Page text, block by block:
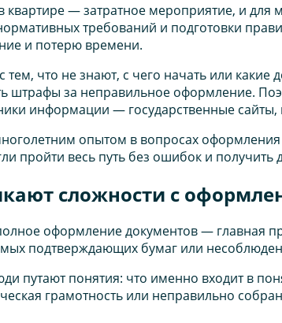
квартире — затратное мероприятие, и
требований и подготовки
и потерю времени.
тем, что не знают, с чего начать или
штрафы за неправильное оформление.
информации — государственные
опытом в вопросах
пройти весь путь без ошибок и
сложности с
оформление документов — главная
подтверждающих бумаг или
путают понятия: что именно входит в
грамотность или неправильно